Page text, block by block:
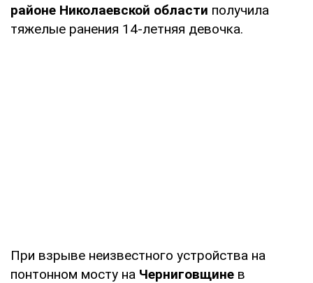
районе Николаевской области получила
тяжелые ранения 14-летняя девочка.
При взрыве неизвестного устройства на
понтонном мосту на Черниговщине в